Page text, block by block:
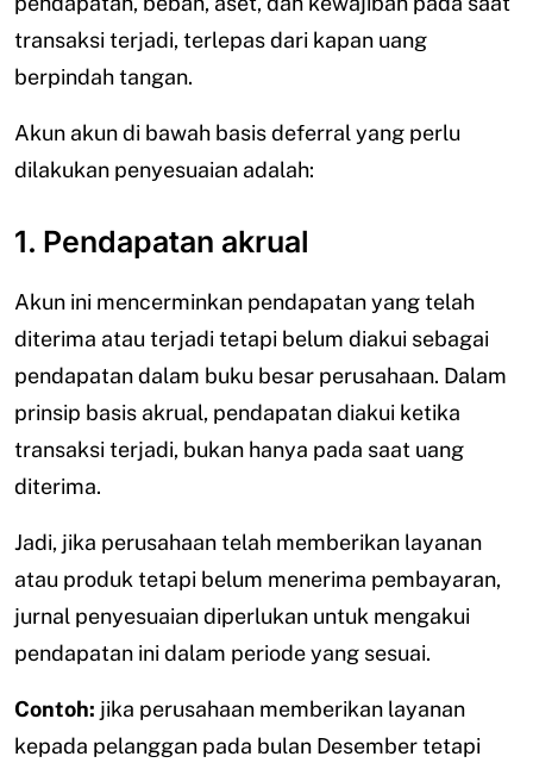
transaksi terjadi, terlepas dari kapan uang
berpindah tangan.
Akun akun di bawah basis deferral yang perlu
dilakukan penyesuaian adalah:
1. Pendapatan akrual
Akun ini mencerminkan pendapatan yang telah
diterima atau terjadi tetapi belum diakui sebagai
pendapatan dalam buku besar perusahaan. Dalam
prinsip basis akrual, pendapatan diakui ketika
transaksi terjadi, bukan hanya pada saat uang
diterima.
Jadi, jika perusahaan telah memberikan layanan
atau produk tetapi belum menerima pembayaran,
jurnal penyesuaian diperlukan untuk mengakui
pendapatan ini dalam periode yang sesuai.
Contoh: jika perusahaan memberikan layanan
kepada pelanggan pada bulan Desember tetapi